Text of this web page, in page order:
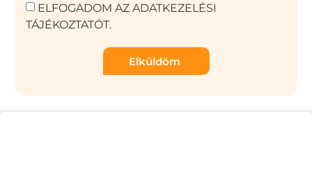
ELFOGADOM AZ ADATKEZELÉSI
TÁJÉKOZTATÓT.
Elküldöm